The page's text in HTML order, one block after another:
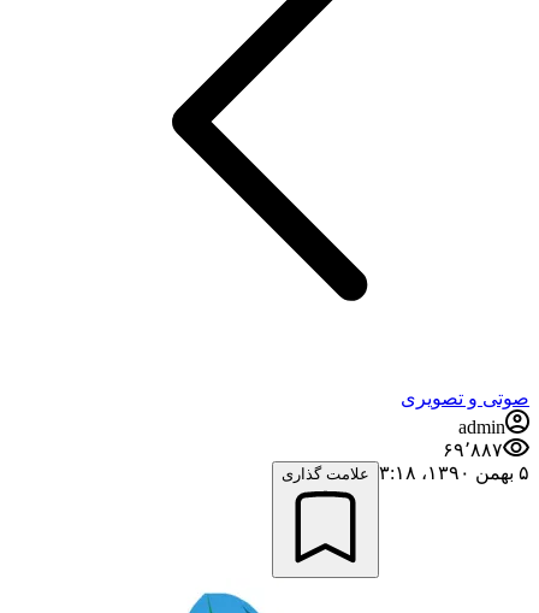
صوتی و تصویری
admin
۶۹٬۸۸۷
۵ بهمن ۱۳۹۰،‏ ۳:۱۸
علامت گذاری